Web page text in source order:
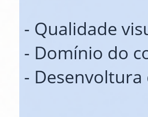
- Qualidade
- Domínio do
-